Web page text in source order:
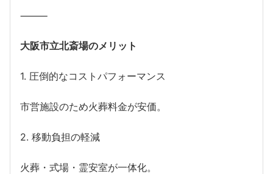
⸻
大阪市立北斎場のメリット
1. 圧倒的なコストパフォーマンス
市営施設のため火葬料金が安価。
2. 移動負担の軽減
火葬・式場・霊安室が一体化。